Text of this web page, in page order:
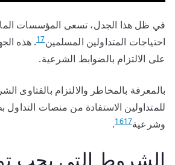
في ظل هذا الجدل، تسعى المؤسسات
احتياجات المتداولين المسلمين17. هذه
على الالتزام بالضوابط الشرعية.
بالمعرفة بالمخاطر والالتزام بالفتاوى
للمتداولين الاستفادة من منصات التداول
وشرعية
1617
.
الشروط التي يجب